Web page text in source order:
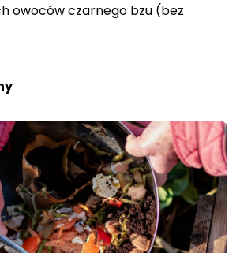
owoców czarnego bzu (bez